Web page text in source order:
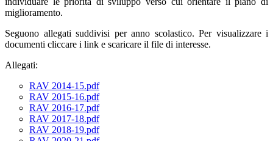
miglioramento.
Seguono allegati suddivisi per anno scolastico. Per visualizzare i
documenti cliccare i link e scaricare il file di interesse.
Allegati:
RAV 2014-15.pdf
RAV 2015-16.pdf
RAV 2016-17.pdf
RAV 2017-18.pdf
RAV 2018-19.pdf